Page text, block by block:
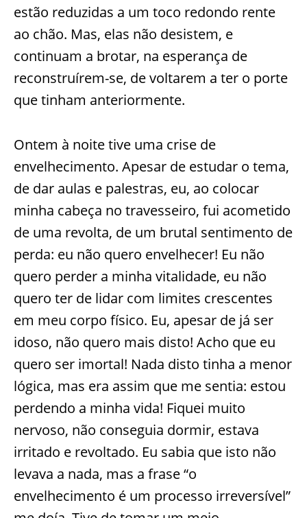
estão reduzidas a um toco redondo rente
ao chão. Mas, elas não desistem, e
continuam a brotar, na esperança de
reconstruírem-se, de voltarem a ter o porte
que tinham anteriormente.
Ontem à noite tive uma crise de
envelhecimento. Apesar de estudar o tema,
de dar aulas e palestras, eu, ao colocar
minha cabeça no travesseiro, fui acometido
de uma revolta, de um brutal sentimento de
perda: eu não quero envelhecer! Eu não
quero perder a minha vitalidade, eu não
quero ter de lidar com limites crescentes
em meu corpo físico. Eu, apesar de já ser
idoso, não quero mais disto! Acho que eu
quero ser imortal! Nada disto tinha a menor
lógica, mas era assim que me sentia: estou
perdendo a minha vida! Fiquei muito
nervoso, não conseguia dormir, estava
irritado e revoltado. Eu sabia que isto não
levava a nada, mas a frase “o
envelhecimento é um processo irreversível”